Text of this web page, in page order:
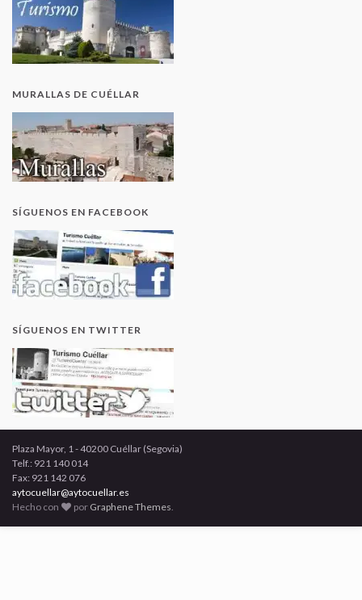
MURALLAS DE CUÉLLAR
SÍGUENOS EN FACEBOOK
SÍGUENOS EN TWITTER
Plaza Mayor, 1 - 40200 Cuéllar (Segovia)
Telf.: 921 140 014
Fax: 921 142 076
aytocuellar@aytocuellar.es
Hecho con
por Graphene Themes.